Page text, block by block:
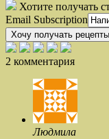
Хотите получать
Email Subscription
Хочу получать рецепты
2 комментария
Людмила